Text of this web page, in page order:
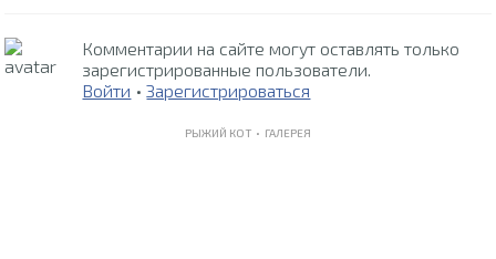
Комментарии на сайте могут оставлять только
зарегистрированные пользователи.
Войти •Зарегистрироваться
РЫЖИЙ КОТ • ГАЛЕРЕЯ